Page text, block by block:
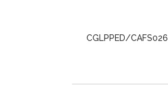
CGLPPED/CAFS026